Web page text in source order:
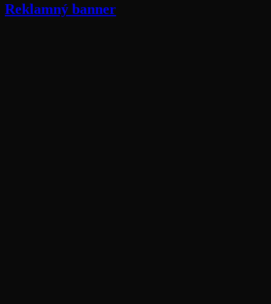
Reklamný banner